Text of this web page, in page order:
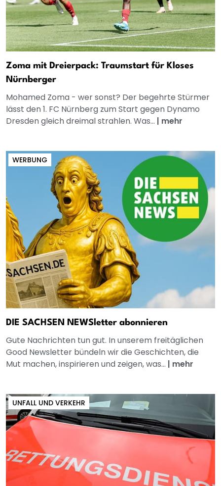
Zoma mit Dreierpack: Traumstart für Kloses
Nürnberger
Mohamed Zoma - wer sonst? Der begehrte Stürmer
lässt den 1. FC Nürnberg zum Start gegen Dynamo
Dresden gleich dreimal strahlen. Was... | mehr
WERBUNG
DIE SACHSEN NEWSletter abonnieren
Gute Nachrichten tun gut. In unserem freitäglichen
Good Newsletter bündeln wir die Geschichten, die
Mut machen, inspirieren und zeigen, was... | mehr
UNFALL UND VERKEHR